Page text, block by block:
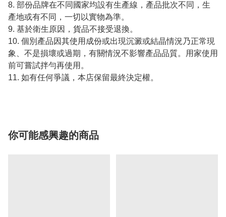
8. 部份品牌在不同國家均設有生產線，產品批次不同，生
產地或有不同，一切以實物為準。
9. 基於衛生原因，貨品不接受退換。
10. 個別產品因其使用成份或出現沉澱或結晶情況乃正常現
象、不是損壞或過期，有關情況不影響產品品質。用家使用
前可嘗試拌勻再使用。
11. 如有任何爭議，本店保留最終決定權。
你可能感興趣的商品